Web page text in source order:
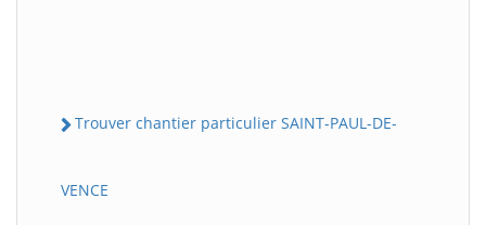
Trouver chantier particulier SAINT-PAUL-DE-
VENCE